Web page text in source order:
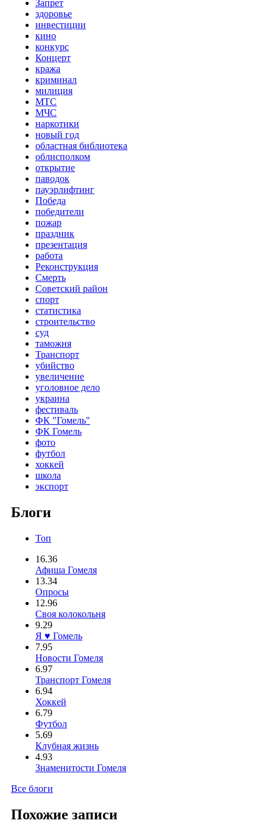
Запрет
здоровье
инвестиции
кино
конкурс
Концерт
кража
криминал
милиция
МТС
МЧС
наркотики
новый год
областная библиотека
облисполком
открытие
паводок
пауэрлифтинг
Победа
победители
пожар
праздник
презентация
работа
Реконструкция
Смерть
Советский район
спорт
статистика
строительство
суд
таможня
Транспорт
убийство
увеличение
уголовное дело
украина
фестиваль
ФК "Гомель"
ФК Гомель
фото
футбол
хоккей
школа
экспорт
Блоги
Топ
16.36
Афиша Гомеля
13.34
Опросы
12.96
Своя колокольня
9.29
Я ♥ Гомель
7.95
Новости Гомеля
6.97
Транспорт Гомеля
6.94
Хоккей
6.79
Футбол
5.69
Клубная жизнь
4.93
Знаменитости Гомеля
Все блоги
Похожие записи